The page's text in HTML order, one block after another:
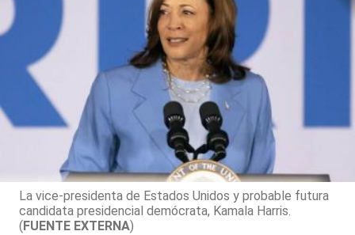
La vice-presidenta de Estados Unidos y probable futura
candidata presidencial demócrata, Kamala Harris.
(FUENTE EXTERNA)